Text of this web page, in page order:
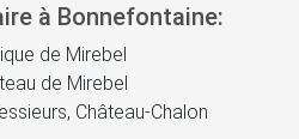
à Bonnefontaine:
de Mirebel
de Mirebel
Château-Chalon